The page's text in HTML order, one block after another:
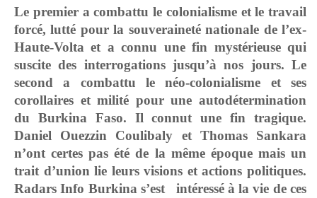
Le premier a combattu le colonialisme et le travail
forcé, lutté pour la souveraineté nationale de l’ex-
Haute-Volta et a connu une fin mystérieuse qui
suscite des interrogations jusqu’à nos jours. Le
second a combattu le néo-colonialisme et ses
corollaires et milité pour une autodétermination
du Burkina Faso. Il connut une fin tragique.
Daniel Ouezzin Coulibaly et Thomas Sankara
n’ont certes pas été de la même époque mais un
trait d’union lie leurs visions et actions politiques.
Radars Info Burkina s’est intéressé à la vie de ces